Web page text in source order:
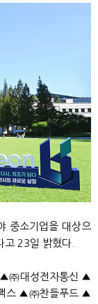
중소기업을 대상으
고 23일 밝혔다.
㈜대성전자통신 ▲
스 ▲㈜찬들푸드 ▲